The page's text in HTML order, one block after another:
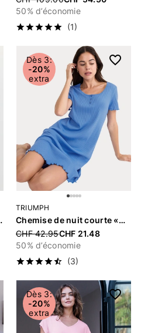
50% d’économie
(1)
Dès 3:
-20%
extra
TRIUMPH
Chemise de nuit courte «Mix & Match Pointelle»
Price reduced from
CHF 42.95CHF 21.48
50% d’économie
(3)
Dès 3:
-20%
extra